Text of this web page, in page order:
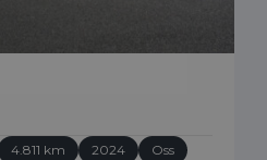
4.811 km 2024
Oss